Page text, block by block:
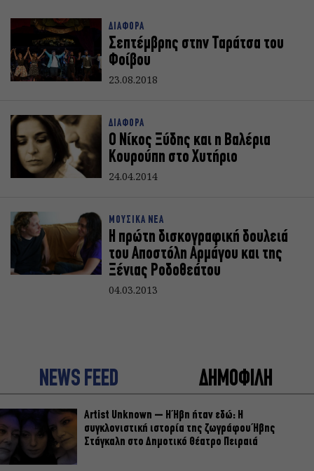
ΔΙΑΦΟΡΑ
Σεπτέμβρης στην Ταράτσα του
Φοίβου
23.08.2018
ΔΙΑΦΟΡΑ
Ο Νίκος Ξύδης και η Βαλέρια
Κουρούπη στο Χυτήριο
24.04.2014
ΜΟΥΣΙΚΑ ΝΕΑ
Η πρώτη δισκογραφική δουλειά
του Αποστόλη Αρμάγου και της
Ξένιας Ροδοθεάτου
04.03.2013
NEWS FEED ΔΗΜΟΦΙΛΗ
Artist Unknown – Η Ήβη ήταν εδώ: Η
συγκλονιστική ιστορία της ζωγράφου Ήβης
Στάγκαλη στο Δημοτικό Θέατρο Πειραιά